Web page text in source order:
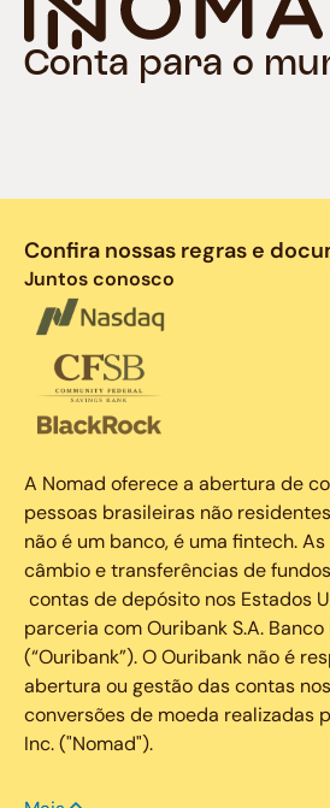
Conta para o
Confira nossas regras e
Juntos conosco
A Nomad oferece a abertura de
pessoas brasileiras não
não é um banco, é uma fintech.
câmbio e transferências de
contas de depósito nos Estados
parceria com Ouribank S.A.
(“Ouribank”). O Ouribank não é
abertura ou gestão das contas
conversões de moeda realizadas
Inc. ("Nomad").